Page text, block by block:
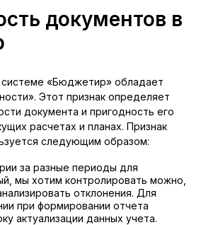
«Бюджетир» обладает
Этот признак определяет
документа и пригодность его
расчетах и планах. Признак
следующим образом:
за разные периоды для
мы хотим контролировать можно,
отклонения. Для
при формировании отчета
актуализации данных учета.